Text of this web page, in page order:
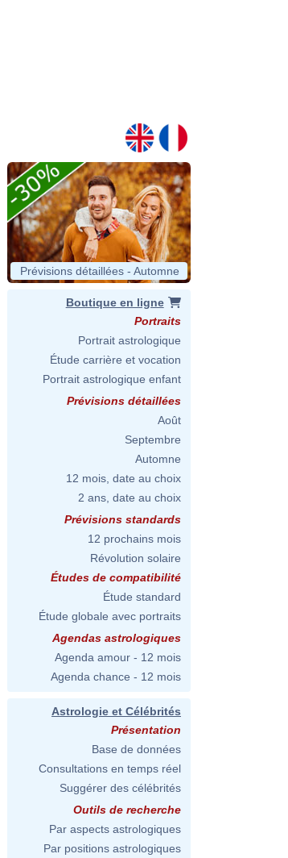
Prévisions détaillées - Automne
Boutique en ligne
Portraits
Portrait astrologique
Étude carrière et vocation
Portrait astrologique enfant
Prévisions détaillées
Août
Septembre
Automne
12 mois, date au choix
2 ans, date au choix
Prévisions standards
12 prochains mois
Révolution solaire
Études de compatibilité
Étude standard
Étude globale avec portraits
Agendas astrologiques
Agenda amour - 12 mois
Agenda chance - 12 mois
Astrologie et Célébrités
Présentation
Base de données
Consultations en temps réel
Suggérer des célébrités
Outils de recherche
Par aspects astrologiques
Par positions astrologiques